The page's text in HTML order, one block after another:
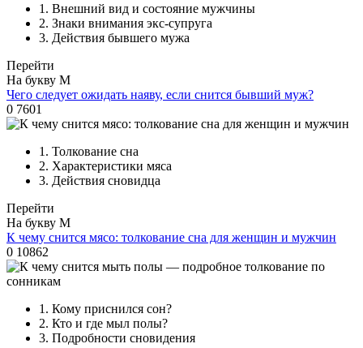
1. Внешний вид и состояние мужчины
2. Знаки внимания экс-супруга
3. Действия бывшего мужа
Перейти
На букву М
Чего следует ожидать наяву, если снится бывший муж?
0 7601
1. Толкование сна
2. Характеристики мяса
3. Действия сновидца
Перейти
На букву М
К чему снится мясо: толкование сна для женщин и мужчин
0 10862
1. Кому приснился сон?
2. Кто и где мыл полы?
3. Подробности сновидения